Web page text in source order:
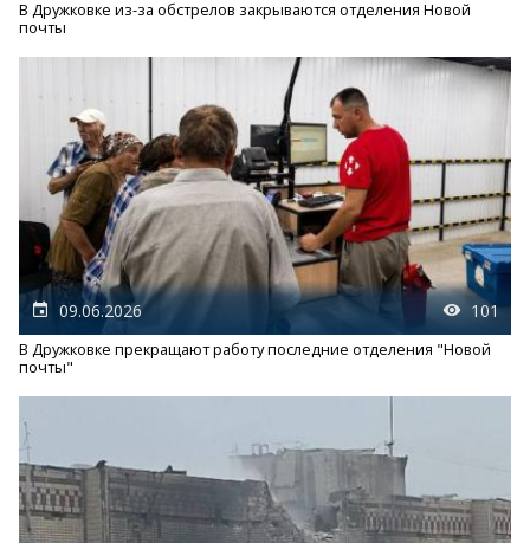
В Дружковке из-за обстрелов закрываются отделения Новой
почты
09.06.2026 101
В Дружковке прекращают работу последние отделения "Новой
почты"